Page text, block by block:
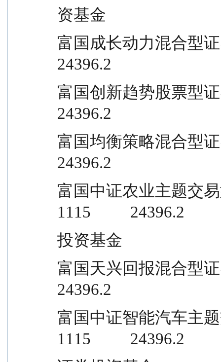
资基金
富国成长动力混合型
24396.2
富国创新趋势股票型
24396.2
富国均衡策略混合型
24396.2
富国中证农业主题交
1115          24396.2
投资基金
富国天兴回报混合型
24396.2
富国中证智能汽车主
1115          24396.2